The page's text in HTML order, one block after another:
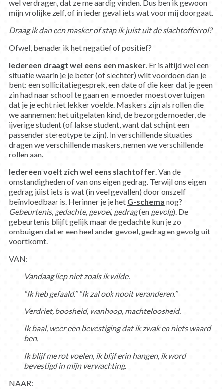
wel verdragen, dat ze me aardig vinden. Dus ben ik gewoon
mijn vrolijke zelf, of in ieder geval iets wat voor mij doorgaat.
Draag ik dan een masker of stap ik juist uit de slachtofferrol?
Ofwel, benader ik het negatief of positief?
Iedereen draagt wel eens een masker. Er is altijd wel een
situatie waarin je je beter (of slechter) wilt voordoen dan je
bent: een sollicitatiegesprek, een date of die keer dat je geen
zin had naar school te gaan en je moeder moest overtuigen
dat je je echt niet lekker voelde. Maskers zijn als rollen die
we aannemen: het uitgelaten kind, de bezorgde moeder, de
ijverige student (of lakse student, want dat schijnt een
passender stereotype te zijn). In verschillende situaties
dragen we verschillende maskers, nemen we verschillende
rollen aan.
Iedereen voelt zich wel eens slachtoffer. Van de
omstandigheden of van ons eigen gedrag. Terwijl ons eigen
gedrag júist iets is wat (in veel gevallen) door onszelf
beïnvloedbaar is. Herinner je je het G-schema nog?
Gebeurtenis, gedachte, gevoel, gedrag(en gevolg). De
gebeurtenis blijft gelijk maar de gedachte kun je zo
ombuigen dat er een heel ander gevoel, gedrag en gevolg uit
voortkomt.
VAN:
Vandaag liep niet zoals ik wilde.
“Ik heb gefaald.” “Ik zal ook nooit veranderen.”
Verdriet, boosheid, wanhoop, machteloosheid.
Ik baal, weer een bevestiging dat ik zwak en niets waard
ben.
Ik blijf me rot voelen, ik blijf erin hangen, ik word
bevestigd in mijn verwachting.
NAAR: